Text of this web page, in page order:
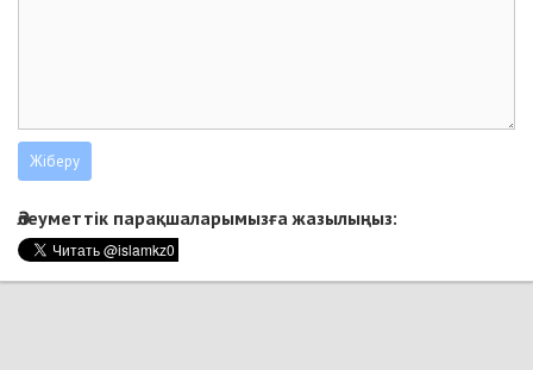
Әлеуметтік парақшаларымызға жазылыңыз: